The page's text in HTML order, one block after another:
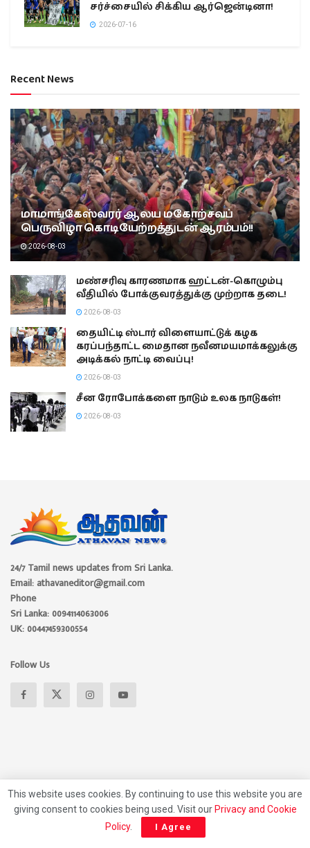
சர்ச்சையில் சிக்கிய ஆர்ஜென்டினா!
2026-07-16
Recent News
மாமாங்கேஸ்வரர் ஆலய மகோற்சவப்
பெருவிழா கொடியேற்றத்துடன் ஆரம்பம்!!
2026-08-03
மண்சரிவு காரணமாக ஹட்டன்-கொழும்பு
வீதியில் போக்குவரத்துக்கு முற்றாக தடை!
2026-08-03
தையிட்டி ஸ்டார் விளையாட்டுக் கழக
கரப்பந்தாட்ட மைதான நவீனமயமாக்கலுக்கு
அடிக்கல் நாட்டி வைப்பு!
2026-08-03
சீன ரோபோக்களை நாடும் உலக நாடுகள்!
2026-08-03
24/7 Tamil news updates from Sri Lanka.
Email: athavaneditor@gmail.com
Phone
Sri Lanka: 0094114063006
UK: 00447459300554
Follow Us
About Privacy Policy Contact Us
This website uses cookies. By continuing to use this website you are
giving consent to cookies being used. Visit our Privacy and Cookie
Policy. I Agree